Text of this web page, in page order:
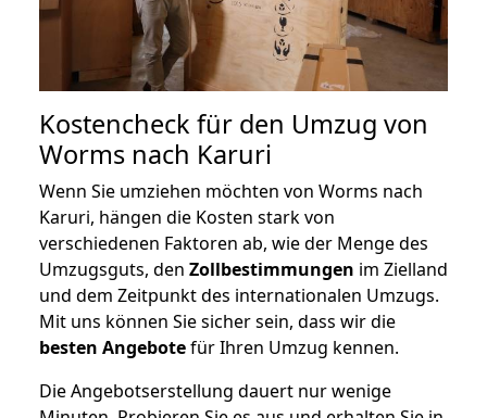
Kostencheck für den Umzug von
Worms nach Karuri
Wenn Sie umziehen möchten von Worms nach
Karuri, hängen die Kosten stark von
verschiedenen Faktoren ab, wie der Menge des
Umzugsguts, den Zollbestimmungen im Zielland
und dem Zeitpunkt des internationalen Umzugs.
Mit uns können Sie sicher sein, dass wir die
besten Angebotefür Ihren Umzug kennen.
Die Angebotserstellung dauert nur wenige